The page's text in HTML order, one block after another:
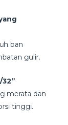
ban
gulir.
merata dan
tinggi.